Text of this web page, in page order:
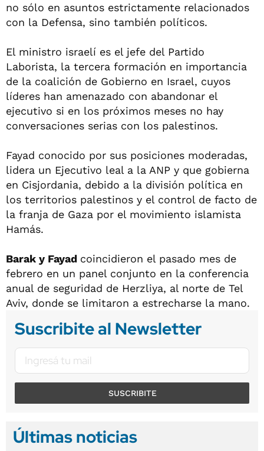
no sólo en asuntos estrictamente relacionados
con la Defensa, sino también políticos.
El ministro israelí es el jefe del Partido
Laborista, la tercera formación en importancia
de la coalición de Gobierno en Israel, cuyos
líderes han amenazado con abandonar el
ejecutivo si en los próximos meses no hay
conversaciones serias con los palestinos.
Fayad conocido por sus posiciones moderadas,
lidera un Ejecutivo leal a la ANP y que gobierna
en Cisjordania, debido a la división política en
los territorios palestinos y el control de facto de
la franja de Gaza por el movimiento islamista
Hamás.
Barak y Fayad coincidieron el pasado mes de
febrero en un panel conjunto en la conferencia
anual de seguridad de Herzliya, al norte de Tel
Aviv, donde se limitaron a estrecharse la mano.
Suscribite al Newsletter
SUSCRIBITE
Últimas noticias